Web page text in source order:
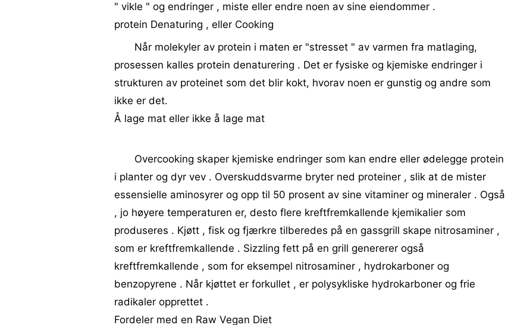
" vikle " og endringer , miste eller endre noen av sine eiendommer .
protein Denaturing , eller Cooking
Når molekyler av protein i maten er "stresset " av varmen fra matlaging,
prosessen kalles protein denaturering . Det er fysiske og kjemiske endringer i
strukturen av proteinet som det blir kokt, hvorav noen er gunstig og andre som
ikke er det.
Å lage mat eller ikke å lage mat
Overcooking skaper kjemiske endringer som kan endre eller ødelegge protein
i planter og dyr vev . Overskuddsvarme bryter ned proteiner , slik at de mister
essensielle aminosyrer og opp til 50 prosent av sine vitaminer og mineraler . Også
, jo høyere temperaturen er, desto flere kreftfremkallende kjemikalier som
produseres . Kjøtt , fisk og fjærkre tilberedes på en gassgrill skape nitrosaminer ,
som er kreftfremkallende . Sizzling fett på en grill genererer også
kreftfremkallende , som for eksempel nitrosaminer , hydrokarboner og
benzopyrene . Når kjøttet er forkullet , er polysykliske hydrokarboner og frie
radikaler opprettet .
Fordeler med en Raw Vegan Diet